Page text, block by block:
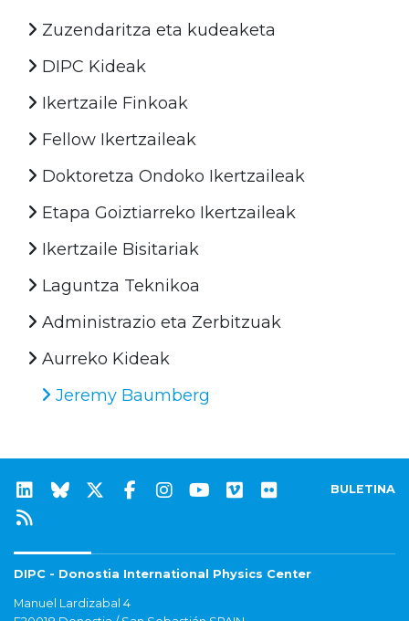
Zuzendaritza eta kudeaketa
DIPC Kideak
Ikertzaile Finkoak
Fellow Ikertzaileak
Doktoretza Ondoko Ikertzaileak
Etapa Goiztiarreko Ikertzaileak
Ikertzaile Bisitariak
Laguntza Teknikoa
Administrazio eta Zerbitzuak
Aurreko Kideak
Jeremy Baumberg
BULETINA
DIPC - Donostia International Physics Center
Manuel Lardizabal 4